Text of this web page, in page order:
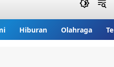
Hiburan Olahraga